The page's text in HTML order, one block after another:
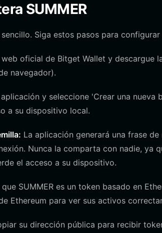
SUMMER
Siga estos pasos para configurar
oficial de Bitget Wallet y descargue
navegador).
y seleccione 'Crear una nueva
a su dispositivo local.
La aplicación generará una frase
Nunca la comparta con nadie, ya
el acceso a su dispositivo.
SUMMER es un token basado en
Ethereum para ver sus activos
su dirección pública para recibir